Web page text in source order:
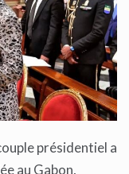
présidentiel a
au Gabon,